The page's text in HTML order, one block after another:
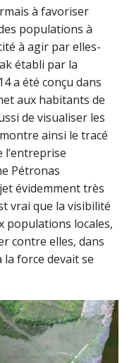
à favoriser
populations à
à agir par elles-
établi par la
a été conçu dans
aux habitants de
de visualiser les
ainsi le tracé
l’entreprise
Pétronas
évidemment très
vrai que la visibilité
populations locales,
contre elles, dans
la force devait se